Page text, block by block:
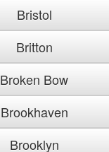
Bristol
Britton
Broken Bow
Brookhaven
Brooklyn